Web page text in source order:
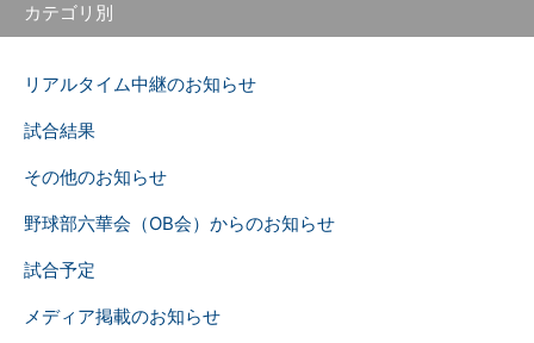
カテゴリ別
リアルタイム中継のお知らせ
試合結果
その他のお知らせ
野球部六華会（OB会）からのお知らせ
試合予定
メディア掲載のお知らせ